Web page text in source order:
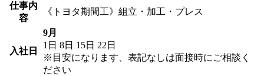
仕事内
容
《トヨタ期間工》組立・加工・プレス
入社日
9月
1日 8日 15日 22日
※目安になります、表記なしは面接時にご相談く
ださい